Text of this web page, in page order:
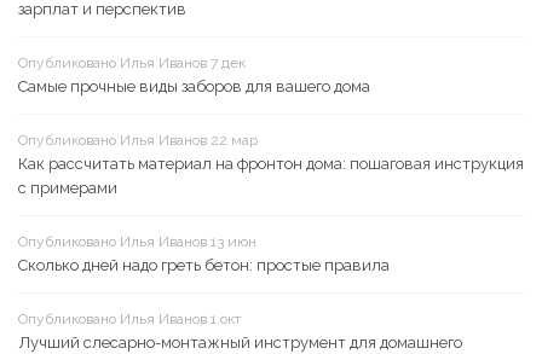
зарплат и перспектив
Опубликовано Илья Иванов 7 дек
Самые прочные виды заборов для вашего дома
Опубликовано Илья Иванов 22 мар
Как рассчитать материал на фронтон дома: пошаговая инструкция
с примерами
Опубликовано Илья Иванов 13 июн
Сколько дней надо греть бетон: простые правила
Опубликовано Илья Иванов 1 окт
Лучший слесарно-монтажный инструмент для домашнего